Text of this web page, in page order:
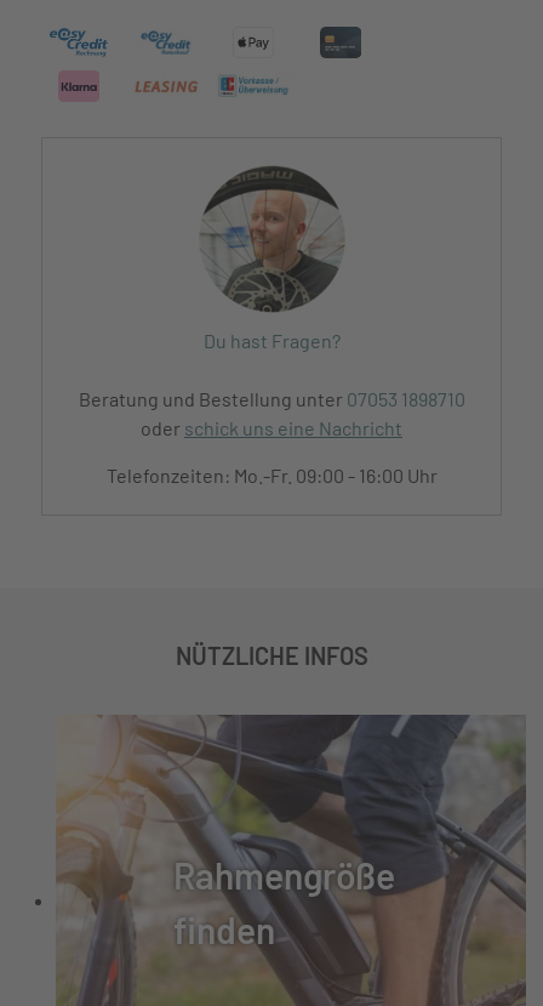
Du hast Fragen?
Beratung und Bestellung unter 07053 1898710
oder schick uns eine Nachricht
Telefonzeiten: Mo.-Fr. 09:00 - 16:00 Uhr
NÜTZLICHE INFOS
Rahmengröße
finden